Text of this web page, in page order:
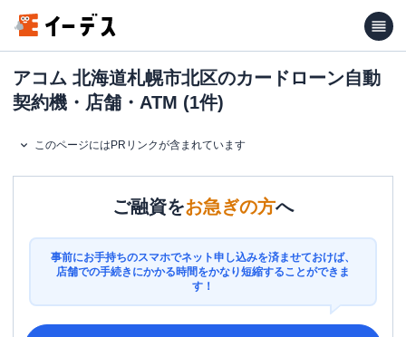
アコム 北海道札幌市北区のカードローン自動
契約機・店舗・ATM (1件)
このページにはPRリンクが含まれています
ご融資をお急ぎの方へ
事前にお手持ちのスマホでネット申し込みを済ませておけば、
店舗での手続きにかかる時間をかなり短縮することができま
す！